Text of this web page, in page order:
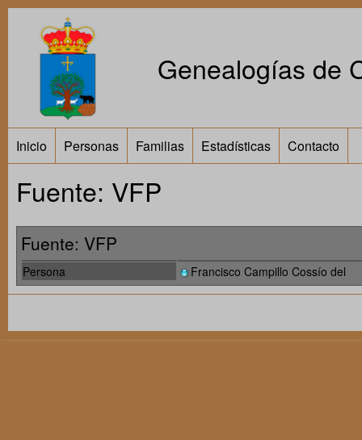
Genealogías de
Inicio Personas Familias Estadísticas Contacto
Fuente: VFP
Fuente: VFP
Persona Francisco Campillo Cossío del